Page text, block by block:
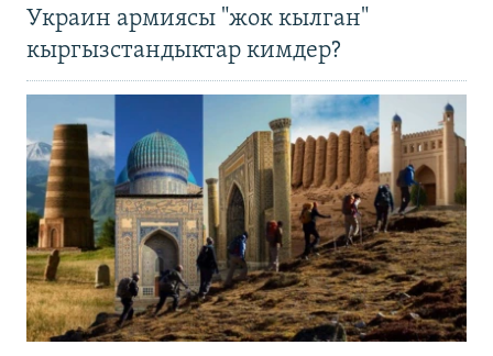
Украин армиясы "жок кылган"
кыргызстандыктар кимдер?